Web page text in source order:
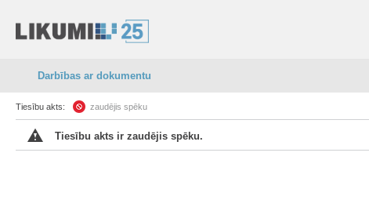
Darbības ar dokumentu
Tiesību akts: zaudējis spēku
Tiesību akts ir zaudējis spēku.